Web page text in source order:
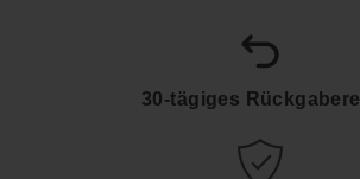
30-tägiges